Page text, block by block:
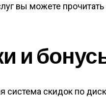
вы можете прочитать
и
система скидок по